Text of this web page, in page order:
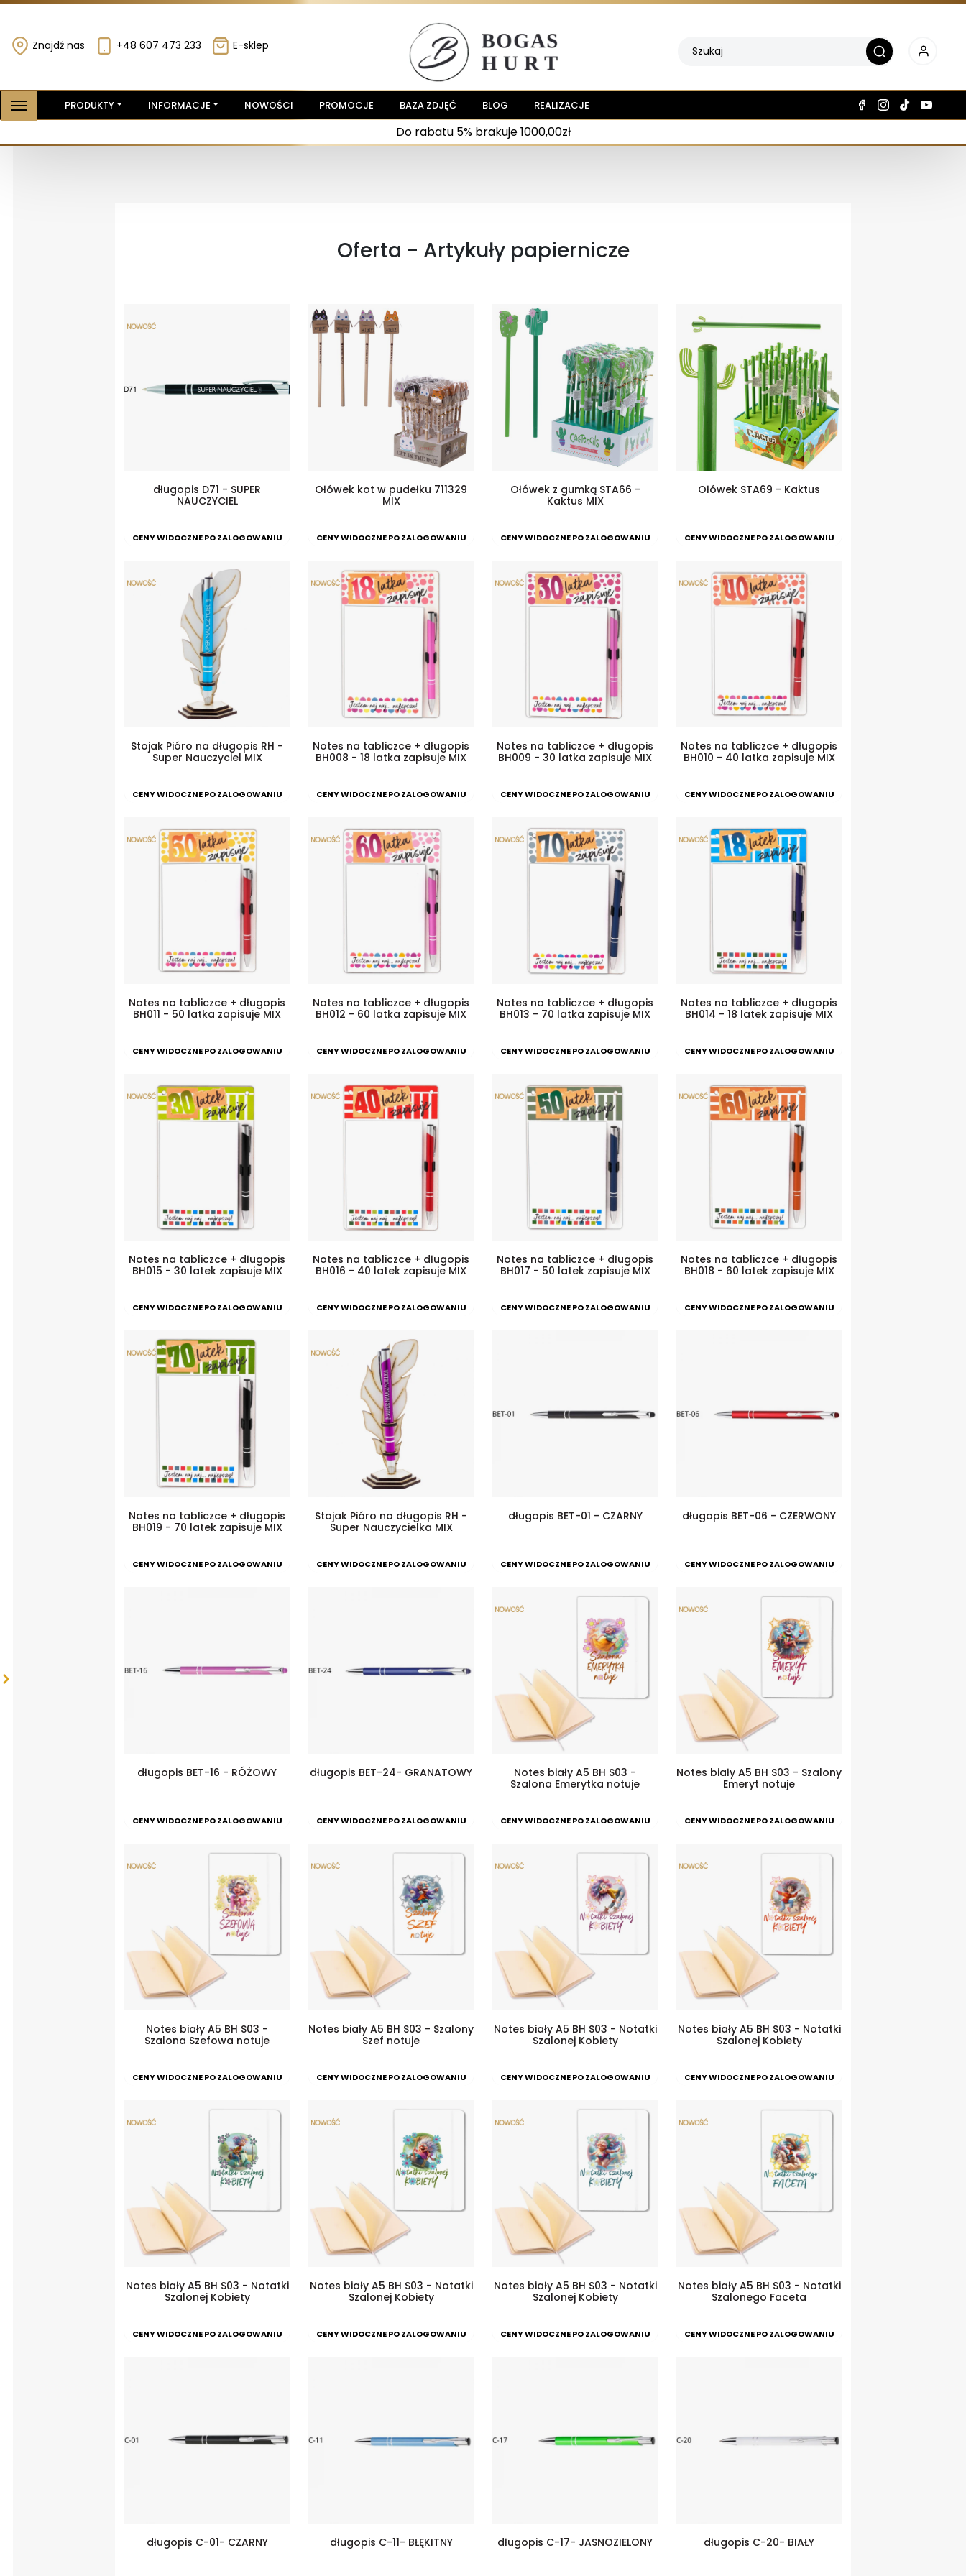
Znajdź nas +48 607 473 233 E-sklep
PRODUKTY INFORMACJE NOWOŚCI PROMOCJE BAZA ZDJĘĆ BLOG REALIZACJE
Do rabatu 5% brakuje 1000,00zł
Oferta - Artykuły papiernicze
długopis D71 - SUPER
NAUCZYCIEL
CENY WIDOCZNE PO ZALOGOWANIU
Ołówek kot w pudełku 711329
MIX
CENY WIDOCZNE PO ZALOGOWANIU
Ołówek z gumką STA66 -
Kaktus MIX
CENY WIDOCZNE PO ZALOGOWANIU
Ołówek STA69 - Kaktus
CENY WIDOCZNE PO ZALOGOWANIU
Stojak Pióro na długopis RH -
Super Nauczyciel MIX
CENY WIDOCZNE PO ZALOGOWANIU
Notes na tabliczce + długopis
BH008 - 18 latka zapisuje MIX
CENY WIDOCZNE PO ZALOGOWANIU
Notes na tabliczce + długopis
BH009 - 30 latka zapisuje MIX
CENY WIDOCZNE PO ZALOGOWANIU
Notes na tabliczce + długopis
BH010 - 40 latka zapisuje MIX
CENY WIDOCZNE PO ZALOGOWANIU
Notes na tabliczce + długopis
BH011 - 50 latka zapisuje MIX
CENY WIDOCZNE PO ZALOGOWANIU
Notes na tabliczce + długopis
BH012 - 60 latka zapisuje MIX
CENY WIDOCZNE PO ZALOGOWANIU
Notes na tabliczce + długopis
BH013 - 70 latka zapisuje MIX
CENY WIDOCZNE PO ZALOGOWANIU
Notes na tabliczce + długopis
BH014 - 18 latek zapisuje MIX
CENY WIDOCZNE PO ZALOGOWANIU
Notes na tabliczce + długopis
BH015 - 30 latek zapisuje MIX
CENY WIDOCZNE PO ZALOGOWANIU
Notes na tabliczce + długopis
BH016 - 40 latek zapisuje MIX
CENY WIDOCZNE PO ZALOGOWANIU
Notes na tabliczce + długopis
BH017 - 50 latek zapisuje MIX
CENY WIDOCZNE PO ZALOGOWANIU
Notes na tabliczce + długopis
BH018 - 60 latek zapisuje MIX
CENY WIDOCZNE PO ZALOGOWANIU
Notes na tabliczce + długopis
BH019 - 70 latek zapisuje MIX
CENY WIDOCZNE PO ZALOGOWANIU
Stojak Pióro na długopis RH -
Super Nauczycielka MIX
CENY WIDOCZNE PO ZALOGOWANIU
długopis BET-01 - CZARNY
CENY WIDOCZNE PO ZALOGOWANIU
długopis BET-06 - CZERWONY
CENY WIDOCZNE PO ZALOGOWANIU
długopis BET-16 - RÓŻOWY
CENY WIDOCZNE PO ZALOGOWANIU
długopis BET-24- GRANATOWY
CENY WIDOCZNE PO ZALOGOWANIU
Notes biały A5 BH S03 -
Szalona Emerytka notuje
CENY WIDOCZNE PO ZALOGOWANIU
Notes biały A5 BH S03 - Szalony
Emeryt notuje
CENY WIDOCZNE PO ZALOGOWANIU
Notes biały A5 BH S03 -
Szalona Szefowa notuje
CENY WIDOCZNE PO ZALOGOWANIU
Notes biały A5 BH S03 - Szalony
Szef notuje
CENY WIDOCZNE PO ZALOGOWANIU
Notes biały A5 BH S03 - Notatki
Szalonej Kobiety
CENY WIDOCZNE PO ZALOGOWANIU
Notes biały A5 BH S03 - Notatki
Szalonej Kobiety
CENY WIDOCZNE PO ZALOGOWANIU
Notes biały A5 BH S03 - Notatki
Szalonej Kobiety
CENY WIDOCZNE PO ZALOGOWANIU
Notes biały A5 BH S03 - Notatki
Szalonej Kobiety
CENY WIDOCZNE PO ZALOGOWANIU
Notes biały A5 BH S03 - Notatki
Szalonej Kobiety
CENY WIDOCZNE PO ZALOGOWANIU
Notes biały A5 BH S03 - Notatki
Szalonego Faceta
CENY WIDOCZNE PO ZALOGOWANIU
długopis C-01- CZARNY długopis C-11- BŁĘKITNY długopis C-17- JASNOZIELONY długopis C-20- BIAŁY